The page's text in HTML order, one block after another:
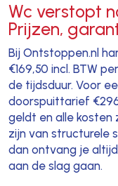
Wc verstopt
Prijzen,
Bij Ontstoppen.nl
€169,50 incl. BTW
de tijdsduur. Voor
doorspuittarief
geldt en alle kosten
zijn van structurele
dan ontvang je
aan de slag gaan.